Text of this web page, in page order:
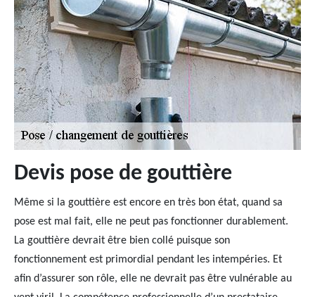
Devis pose de gouttière
Même si la gouttière est encore en très bon état, quand sa
pose est mal fait, elle ne peut pas fonctionner durablement.
La gouttière devrait être bien collé puisque son
fonctionnement est primordial pendant les intempéries. Et
afin d’assurer son rôle, elle ne devrait pas être vulnérable au